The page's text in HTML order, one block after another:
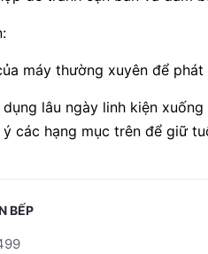
máy thường xuyên để phát
lâu ngày linh kiện
ý các hạng mục trên để giữ
BẾP